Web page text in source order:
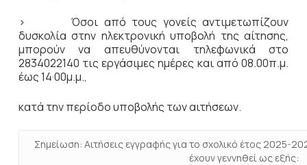
> Όσοι από τους γονείς αντιμετωπίζουν
δυσκολία στην ηλεκτρονική υποβολή της αίτησης,
μπορούν να απευθύνονται τηλεφωνικά στο
2834022140 τις εργάσιμες ημέρες και από 08.00π.μ.
έως 14·00μ.μ.,
κατά την περίοδο υποβολής των αιτήσεων.
Σημείωση: Αιτήσεις εγγραφής για το σχολικό έτος 2025-
έχουν γεννηθεί ως εξής: